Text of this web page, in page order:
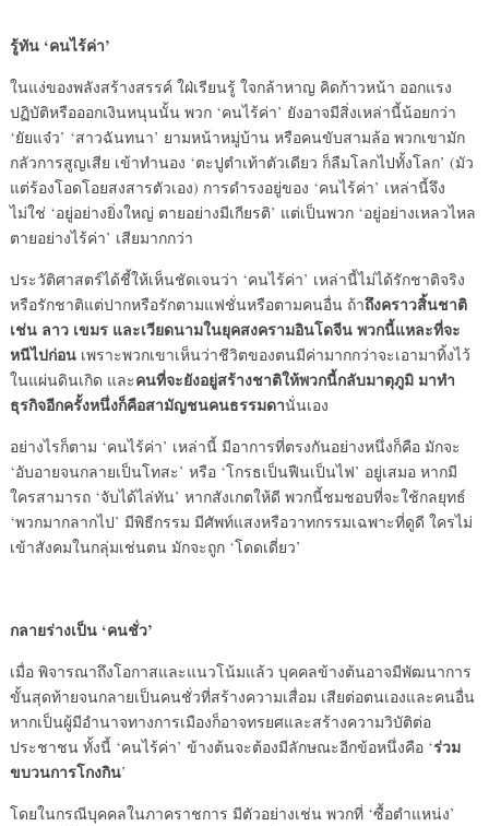
รู้ทัน‘คนไร้ค่า’
ในแง่ของพลังสร้างสรรค์ ใฝ่เรียนรู้ ใจกล้าหาญ คิดก้าวหน้า ออกแรง
ปฏิบัติหรือออกเงินหนุนนั้น พวก ‘คนไร้ค่า’ ยังอาจมีสิ่งเหล่านี้น้อยกว่า
‘ยัยแจ๋ว’ ‘สาวฉันทนา’ ยามหน้าหมู่บ้าน หรือคนขับสามล้อ พวกเขามัก
กลัวการสูญเสีย เข้าทำนอง ‘ตะปูตำเท้าตัวเดียว ก็ลืมโลกไปทั้งโลก’ (มัว
แต่ร้องโอดโอยสงสารตัวเอง) การดำรงอยู่ของ ‘คนไร้ค่า’ เหล่านี้จึง
ไม่ใช่ ‘อยู่อย่างยิ่งใหญ่ ตายอย่างมีเกียรติ’ แต่เป็นพวก ‘อยู่อย่างเหลวไหล
ตายอย่างไร้ค่า’ เสียมากกว่า
ประวัติศาสตร์ได้ชี้ให้เห็นชัดเจนว่า ‘คนไร้ค่า’ เหล่านี้ไม่ได้รักชาติจริง
หรือรักชาติแต่ปากหรือรักตามแฟชั่นหรือตามคนอื่น ถ้าถึงคราวสิ้นชาติ
เช่น ลาว เขมร และเวียดนามในยุคสงครามอินโดจีน พวกนี้แหละที่จะ
หนีไปก่อนเพราะพวกเขาเห็นว่าชีวิตของตนมีค่ามากกว่าจะเอามาทิ้งไว้
ในแผ่นดินเกิด และคนที่จะยังอยู่สร้างชาติให้พวกนี้กลับมาตุภูมิ มาทำ
ธุรกิจอีกครั้งหนึ่งก็คือสามัญชนคนธรรมดานั่นเอง
อย่างไรก็ตาม ‘คนไร้ค่า’ เหล่านี้ มีอาการที่ตรงกันอย่างหนึ่งก็คือ มักจะ
‘อับอายจนกลายเป็นโทสะ’ หรือ ‘โกรธเป็นฟืนเป็นไฟ’ อยู่เสมอ หากมี
ใครสามารถ ‘จับได้ไล่ทัน’ หากสังเกตให้ดี พวกนี้ชมชอบที่จะใช้กลยุทธ์
‘พวกมากลากไป’ มีพิธีกรรม มีศัพท์แสงหรือวาทกรรมเฉพาะที่ดูดี ใครไม่
เข้าสังคมในกลุ่มเช่นตน มักจะถูก ‘โดดเดี่ยว’
กลายร่างเป็น ‘คนชั่ว’
เมื่อ พิจารณาถึงโอกาสและแนวโน้มแล้ว บุคคลข้างต้นอาจมีพัฒนาการ
ขั้นสุดท้ายจนกลายเป็นคนชั่วที่สร้างความเสื่อม เสียต่อตนเองและคนอื่น
หากเป็นผู้มีอำนาจทางการเมืองก็อาจทรยศและสร้างความวิบัติต่อ
ประชาชน ทั้งนี้ ‘คนไร้ค่า’ ข้างต้นจะต้องมีลักษณะอีกข้อหนึ่งคือ ‘ร่วม
ขบวนการโกงกิน’
โดยในกรณีบุคคลในภาคราชการ มีตัวอย่างเช่น พวกที่ ‘ซื้อตำแหน่ง’